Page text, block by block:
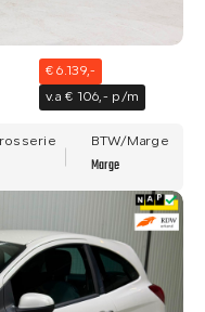
€ 6.139,-
v.a € 106,- p/m
BTW/Marge
Marge